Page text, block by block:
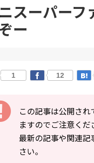
スーパー
ー
1 12
この記事は公開され
ますのでご注意くだ
最新の記事や関連
さい。